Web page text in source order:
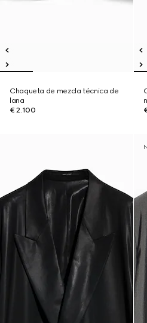
Chaqueta de mezcla técnica de
lana
€ 2.100